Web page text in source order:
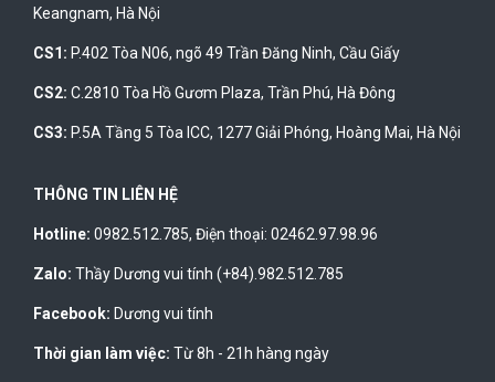
Keangnam, Hà Nội
CS1: P.402 Tòa N06, ngõ 49 Trần Đăng Ninh, Cầu Giấy
CS2: C.2810 Tòa Hồ Gươm Plaza, Trần Phú, Hà Đông
CS3: P.5A Tầng 5 Tòa ICC, 1277 Giải Phóng, Hoàng Mai, Hà Nội
THÔNG TIN LIÊN HỆ
Hotline: 0982.512.785, Điện thoại: 02462.97.98.96
Zalo: Thầy Dương vui tính (+84).982.512.785
Facebook: Dương vui tính
Thời gian làm việc: Từ 8h - 21h hàng ngày